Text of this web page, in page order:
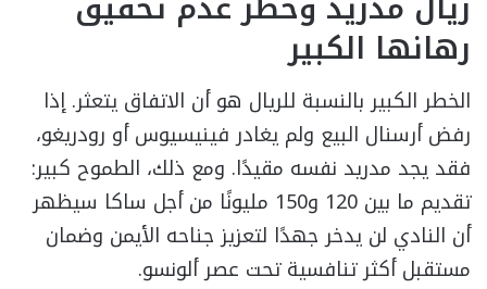
رهانها الكبير
الخطر الكبير بالنسبة للريال هو أن الاتفاق يتعثر. إذا
رفض أرسنال البيع ولم يغادر فينيسيوس أو رودريغو،
فقد يجد مدريد نفسه مقيدًا. ومع ذلك، الطموح كبير:
تقديم ما بين 120 و150 مليونًا من أجل ساكا سيظهر
أن النادي لن يدخر جهدًا لتعزيز جناحه الأيمن وضمان
مستقبل أكثر تنافسية تحت عصر ألونسو.